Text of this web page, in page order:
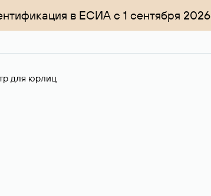
в ЕСИА с 1 сентября 2026
для юрлиц